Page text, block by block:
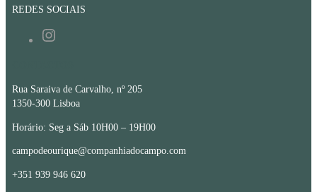
REDES SOCIAIS
Rua Saraiva de Carvalho, nº 205
1350-300 Lisboa
Horário: Seg a Sáb 10H00 – 19H00
campodeourique@companhiadocampo.com
+351 939 946 620